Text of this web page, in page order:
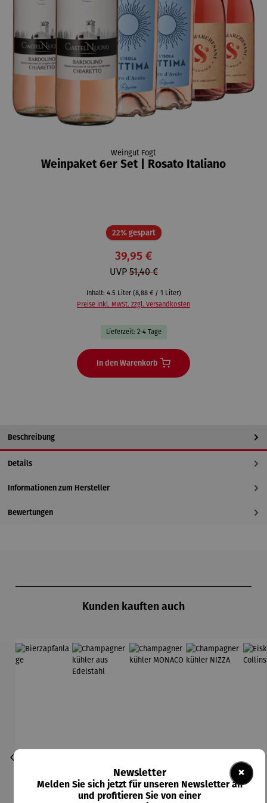
Weingut Fogt
Weinpaket 6er Set | Rosato Italiano
22% gespartRabatt
39,95 €
UVP51,40 €
Inhalt: 4.5 Liter (8,88 € / 1 Liter)
Preise inkl. MwSt. zzgl. Versandkosten
Lieferzeit: 2-4 Tage
In den Warenkorb
Beschreibung
Details
Informationen zum Hersteller
Bewertungen
Kunden kauften auch
×
Newsletter
Melden Sie sich jetzt für unseren Newsletter an
und profitieren Sie von einer